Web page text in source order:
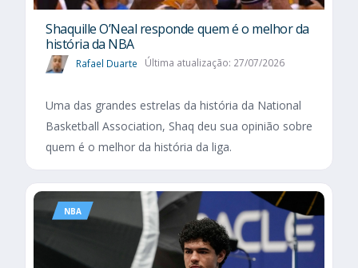
Shaquille O’Neal responde quem é o melhor da
história da NBA
Rafael Duarte Última atualização: 27/07/2026
Uma das grandes estrelas da história da National
Basketball Association, Shaq deu sua opinião sobre
quem é o melhor da história da liga.
NBA